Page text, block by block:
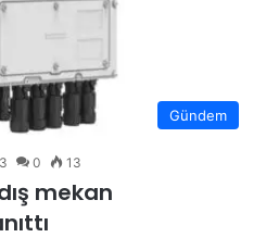
Gündem
0 13
mekan